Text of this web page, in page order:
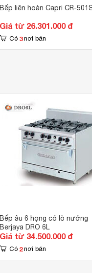
Bếp liên hoàn Capri CR-
Giá từ 26.301.000 đ
Có 3 nơi bán
Bếp âu 6 họng có lò nướng
Berjaya DRO 6L
Giá từ 34.500.000 đ
Có 2 nơi bán